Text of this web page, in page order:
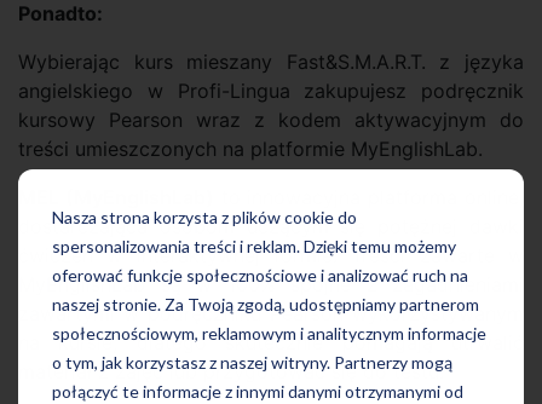
Nasza strona korzysta z plików cookie do
spersonalizowania treści i reklam. Dzięki temu możemy
oferować funkcje społecznościowe i analizować ruch na
naszej stronie. Za Twoją zgodą, udostępniamy partnerom
społecznościowym, reklamowym i analitycznym informacje
o tym, jak korzystasz z naszej witryny. Partnerzy mogą
połączyć te informacje z innymi danymi otrzymanymi od
Ponadto:
Wybierając kurs mieszany Fast&S.M.A.R.T. z języka
angielskiego w Profi-Lingua zakupujesz podręcznik
kursowy Pearson wraz z kodem aktywacyjnym do
treści umieszczonych na platformie MyEnglishLab.
dostarczająca osobom uczącym się potężnej dawki
ćwiczeń w interaktywnej formie. Treści zawarte w
MyEnglishLab są w 100% spójne z zagadnieniami
zawartymi w podręczniku Pearson wykorzystywanym
na kursie, dlatego skutecznie pomagają utrwalić
materiał z zajęć lub przygotować się do testu.